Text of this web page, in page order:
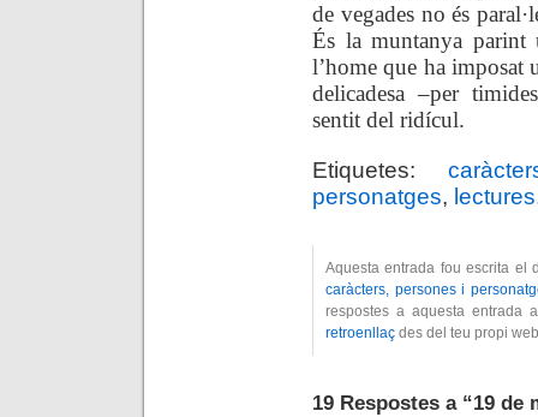
de vegades no és
És la muntanya parint
l’home que ha imposat
delicadesa –per
sentit del ridícul.
Etiquetes:
personatges,
Aquesta entrada fou escrita el
caràcters, persones i
respostes a aquesta entrada
retroenllaç des del teu propi
19 Respostes a “19 de